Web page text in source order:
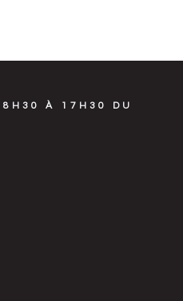
8H30 À 17H30 DU